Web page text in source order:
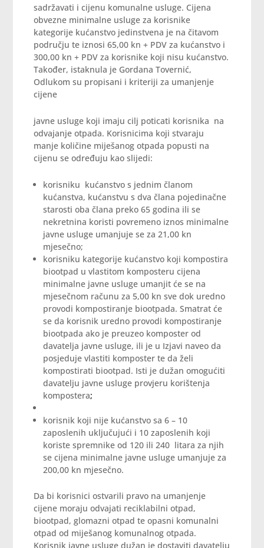
sadržavati i cijenu komunalne usluge. Cijena
obvezne minimalne usluge za korisnike
kategorije kućanstvo jedinstvena je na čitavom
području te iznosi 65,00 kn + PDV za kućanstvo i
300,00 kn + PDV za korisnike koji nisu kućanstvo.
Također, istaknula je Gordana Tovernić,
Odlukom su propisani i kriteriji za umanjenje
cijene
javne usluge koji imaju cilj poticati korisnika na
odvajanje otpada. Korisnicima koji stvaraju
manje količine miješanog otpada popusti na
cijenu se određuju kao slijedi:
korisniku kućanstvo s jednim članom
kućanstva, kućanstvu s dva člana pojedinačne
starosti oba člana preko 65 godina ili se
nekretnina koristi povremeno iznos minimalne
javne usluge umanjuje se za 21,00 kn
mjesečno;
korisniku kategorije kućanstvo koji kompostira
biootpad u vlastitom komposteru cijena
minimalne javne usluge umanjit će se na
mjesečnom računu za 5,00 kn sve dok uredno
provodi kompostiranje biootpada. Smatrat će
se da korisnik uredno provodi kompostiranje
biootpada ako je preuzeo komposter od
davatelja javne usluge, ili je u Izjavi naveo da
posjeduje vlastiti komposter te da želi
kompostirati biootpad. Isti je dužan omogućiti
davatelju javne usluge provjeru korištenja
kompostera;
korisnik koji nije kućanstvo sa 6 – 10
zaposlenih uključujući i 10 zaposlenih koji
koriste spremnike od 120 ili 240 litara za njih
se cijena minimalne javne usluge umanjuje za
200,00 kn mjesečno.
Da bi korisnici ostvarili pravo na umanjenje
cijene moraju odvajati reciklabilni otpad,
biootpad, glomazni otpad te opasni komunalni
otpad od miješanog komunalnog otpada.
Korisnik javne usluge dužan je dostaviti davatelju